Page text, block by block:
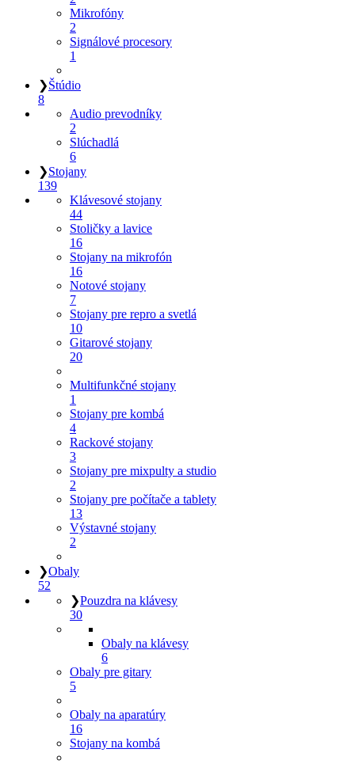
Mikrofóny
2
Signálové procesory
1
❯Štúdio
8
Audio prevodníky
2
Slúchadlá
6
❯Stojany
139
Klávesové stojany
44
Stoličky a lavice
16
Stojany na mikrofón
16
Notové stojany
7
Stojany pre repro a svetlá
10
Gitarové stojany
20
Multifunkčné stojany
1
Stojany pre kombá
4
Rackové stojany
3
Stojany pre mixpulty a studio
2
Stojany pre počítače a tablety
13
Výstavné stojany
2
❯Obaly
52
❯Pouzdra na klávesy
30
Obaly na klávesy
6
Obaly pre gitary
5
Obaly na aparatúry
16
Stojany na kombá